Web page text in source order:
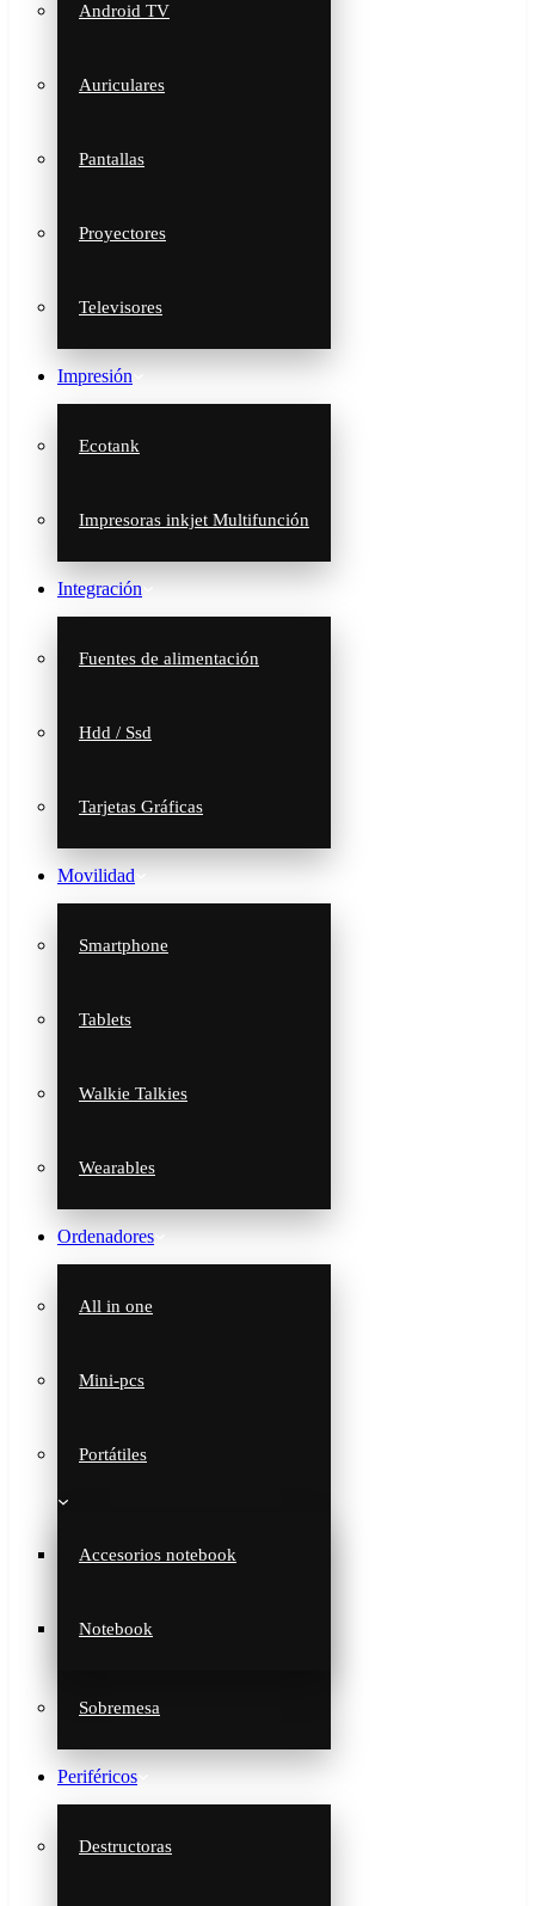
Android TV
Auriculares
Pantallas
Proyectores
Televisores
Impresión
Ecotank
Impresoras inkjet Multifunción
Integración
Fuentes de alimentación
Hdd / Ssd
Tarjetas Gráficas
Movilidad
Smartphone
Tablets
Walkie Talkies
Wearables
Ordenadores
All in one
Mini-pcs
Portátiles
Accesorios notebook
Notebook
Sobremesa
Periféricos
Destructoras